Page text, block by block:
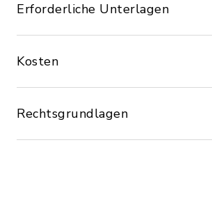
Erforderliche Unterlagen
Kosten
Rechtsgrundlagen